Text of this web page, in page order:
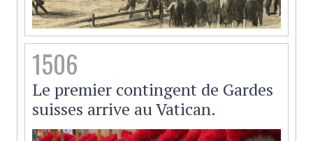
1506
Le premier contingent de Gardes
suisses arrive au Vatican.